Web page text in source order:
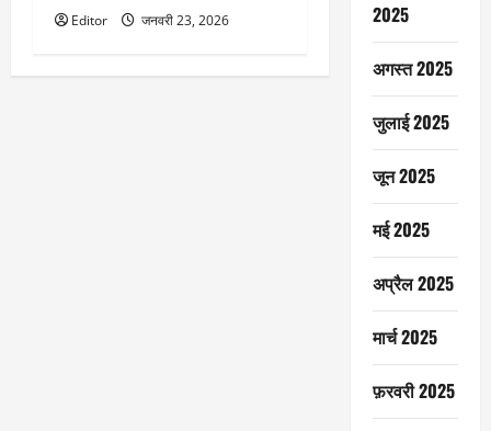
Editor जनवरी 23, 2026
2025
अगस्त 2025
जुलाई 2025
जून 2025
मई 2025
अप्रैल 2025
मार्च 2025
फ़रवरी 2025